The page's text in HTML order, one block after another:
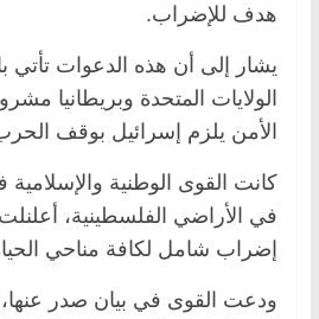
هدف للإضراب.
يشار إلى أن هذه الدعوات تأتي
الولايات المتحدة وبريطانيا
الأمن يلزم إسرائيل بوقف
كانت القوى الوطنية والإسلامية
في الأراضي الفلسطينية، أعلنلت
إضراب شامل لكافة مناحي
ودعت القوى في بيان صدر